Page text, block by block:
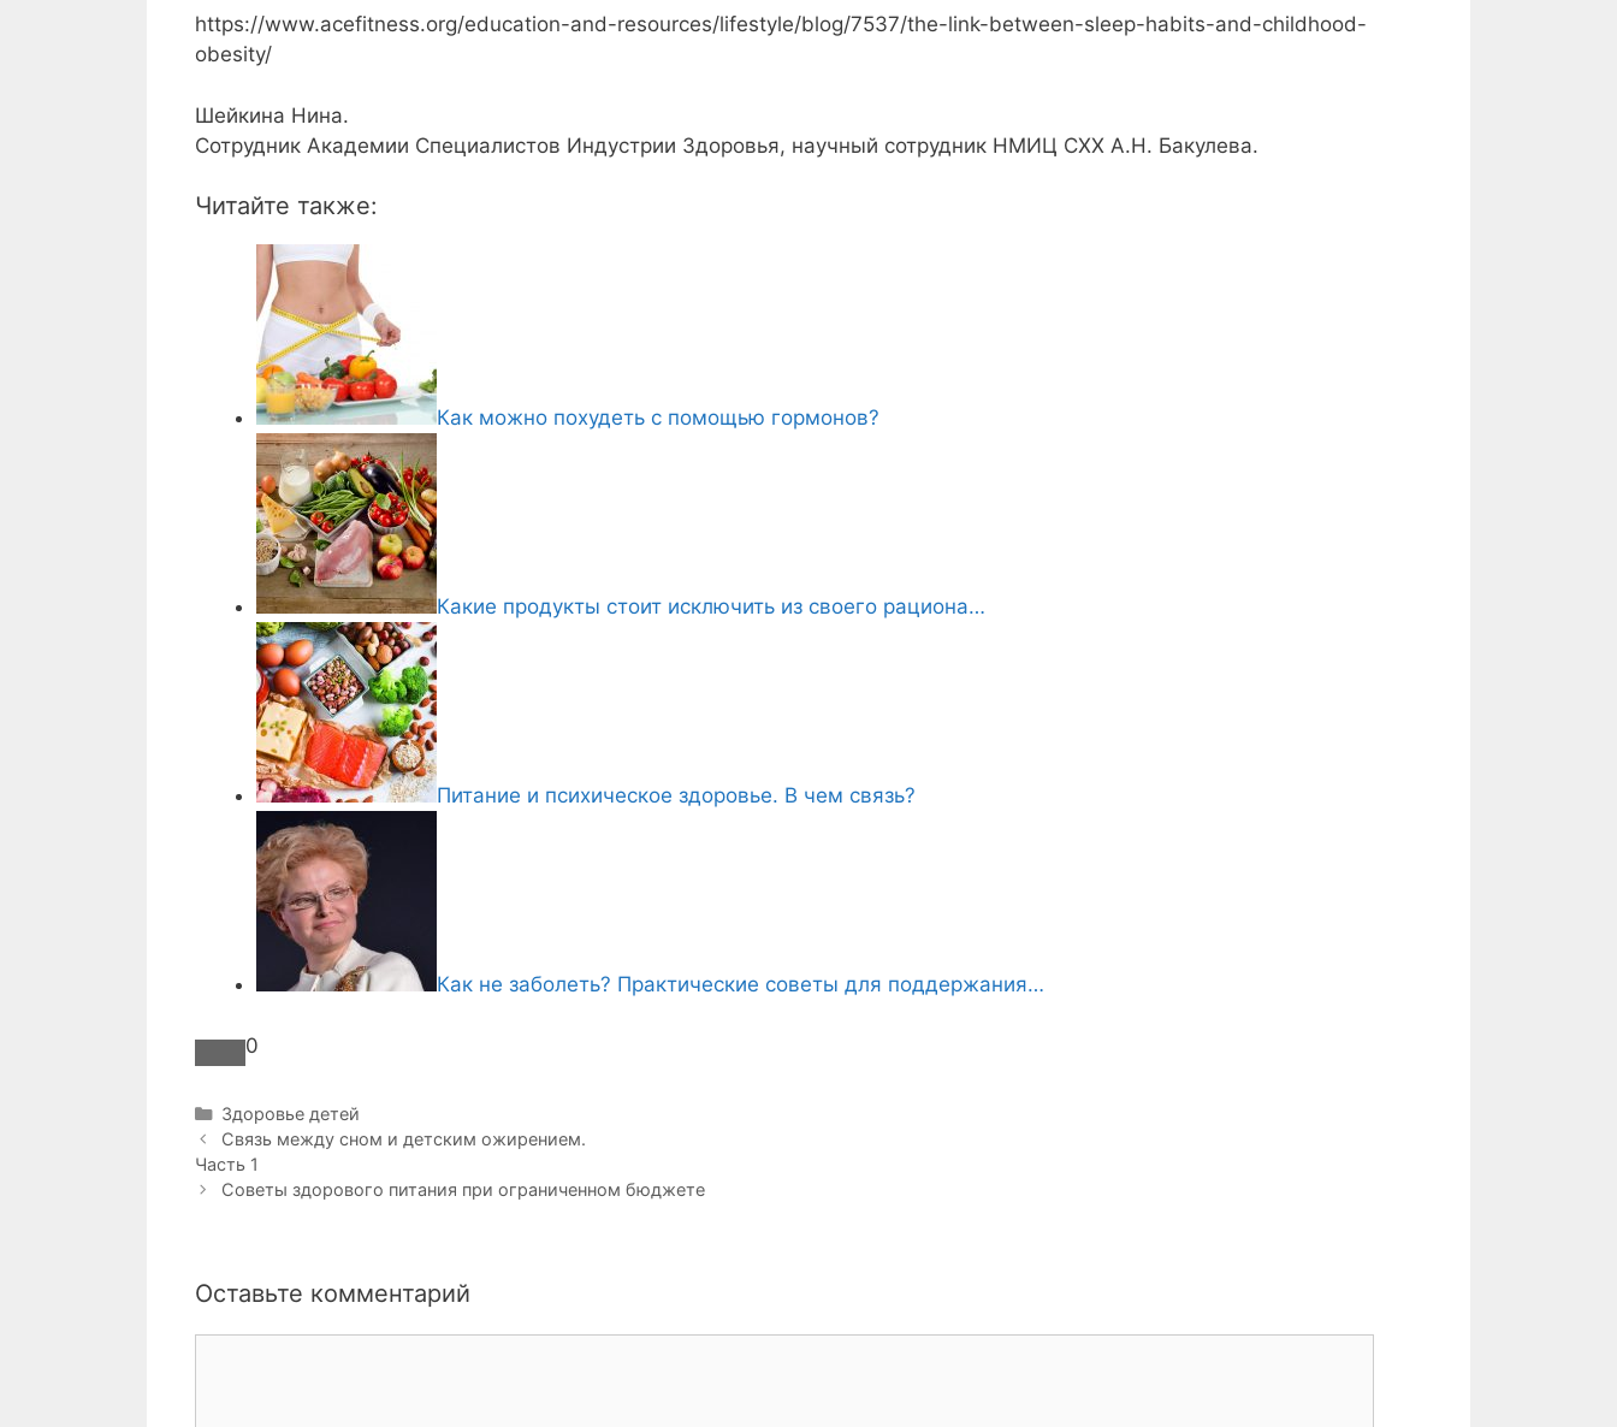
https://www.acefitness.org/education-and-resources/lifestyle/blog/7537/the-link-between-sleep-habits-and-childhood-
obesity/
Шейкина Нина.
Сотрудник Академии Специалистов Индустрии Здоровья, научный сотрудник НМИЦ СХХ А.Н. Бакулева.
Читайте также:
Как можно похудеть с помощью гормонов?
Какие продукты стоит исключить из своего рациона…
Питание и психическое здоровье. В чем связь?
Как не заболеть? Практические советы для поддержания…
0
Р
у
б
р
Здоровье детей
Н
а
в
ц
я
Связь между сном и детским ожирением.
Часть 1
Советы здорового питания при ограниченном бюджете
Оставьте комментарий